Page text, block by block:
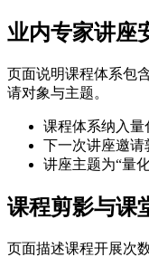
业内专家讲座
页面说明课程体系包
请对象与主题。
课程体系纳入量
下一次讲座邀请
讲座主题为“量
课程剪影与课
页面描述课程开展次